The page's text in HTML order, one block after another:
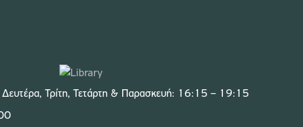
Δευτέρα, Τρίτη, Τετάρτη & Παρασκευή: 16:15 – 19:15